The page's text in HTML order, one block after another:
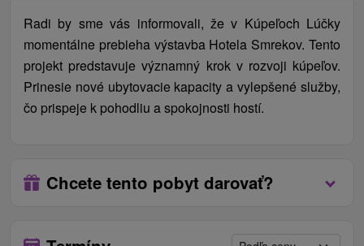
late chceck out do 13.00 hod. 30 € / izba
in je po 14:00 hod., check out do 10:00 hod.
Radi by sme vás informovali, že v Kúpeľoch Lúčky
momentálne prebieha výstavba Hotela Smrekov. Tento
projekt predstavuje významný krok v rozvoji kúpeľov.
Prinesie nové ubytovacie kapacity a vylepšené služby,
čo prispeje k pohodliu a spokojnosti hostí.
Chcete tento pobyt darovať?